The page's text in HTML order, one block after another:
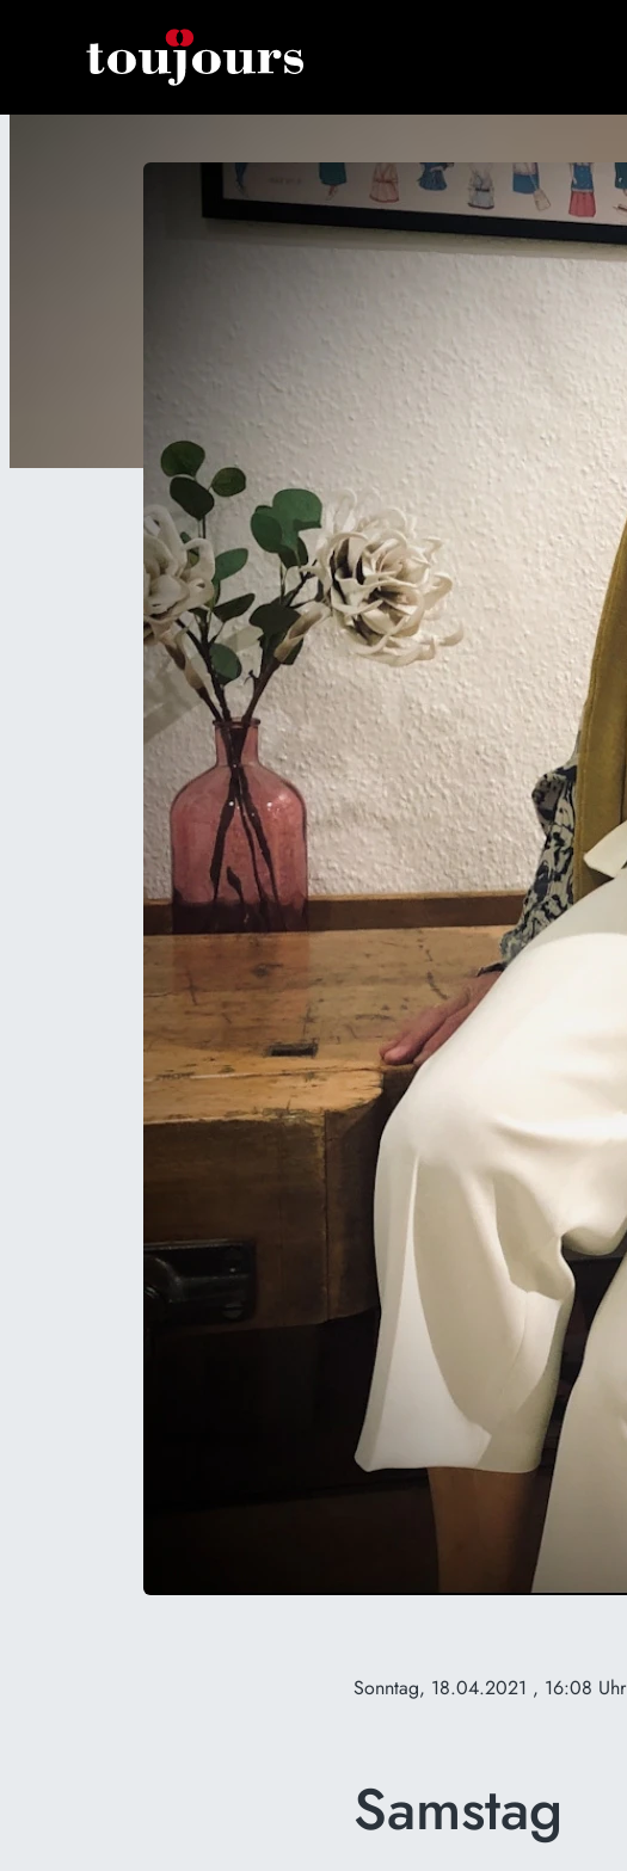
Sonntag, 18.04.2021 , 16:08 Uhr
Samstag